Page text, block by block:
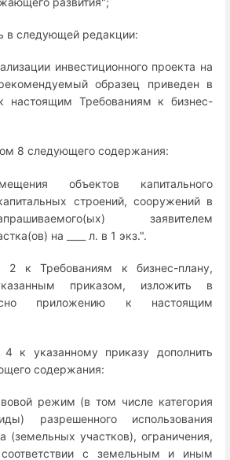
в следующей редакции:
инвестиционного проекта на
образец приведен в
настоящим Требованиям к бизнес-
8 следующего содержания:
объектов капитального
строений, сооружений в
заявителем
на ____ л. в 1 экз.".
к Требованиям к бизнес-плану,
приказом, изложить в
приложению к настоящим
к указанному приказу дополнить
содержания:
режим (в том числе категория
разрешенного использования
(земельных участков), ограничения,
с земельным и иным